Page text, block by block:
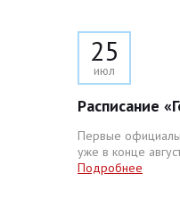
25
июл
Расписание
Первые
уже в конце
Подробнее